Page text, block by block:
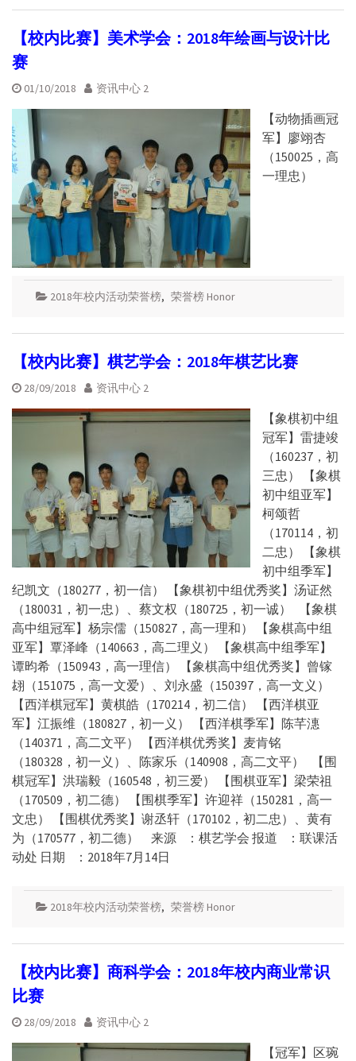
【校内比赛】美术学会：2018年绘画与设计比
赛
01/10/2018 资讯中心 2
【动物插画冠
军】廖翊杏
（150025，高
一理忠）
2018年校内活动荣誉榜, 荣誉榜 Honor
【校内比赛】棋艺学会：2018年棋艺比赛
28/09/2018 资讯中心 2
【象棋初中组
冠军】雷捷竣
（160237，初
三忠） 【象棋
初中组亚军】
柯颂哲
（170114，初
二忠） 【象棋
初中组季军】
纪凯文（180277，初一信） 【象棋初中组优秀奖】汤证然
（180031，初一忠）、蔡文权（180725，初一诚） 【象棋
高中组冠军】杨宗儒（150827，高一理和） 【象棋高中组
亚军】覃泽峰（140663，高二理义） 【象棋高中组季军】
谭昀希（150943，高一理信） 【象棋高中组优秀奖】曾镓
翃（151075，高一文爱）、刘永盛（150397，高一文义）
【西洋棋冠军】黄棋皓（170214，初二信） 【西洋棋亚
军】江振维（180827，初一义） 【西洋棋季军】陈芊潓
（140371，高二文平） 【西洋棋优秀奖】麦肯铭
（180328，初一义）、陈家乐（140908，高二文平） 【围
棋冠军】洪瑞毅（160548，初三爱） 【围棋亚军】梁荣祖
（170509，初二德） 【围棋季军】许迎祥（150281，高一
文忠） 【围棋优秀奖】谢丞轩（170102，初二忠）、黄有
为（170577，初二德） 来源 ：棋艺学会 报道 ：联课活
动处 日期 ：2018年7月14日
2018年校内活动荣誉榜, 荣誉榜 Honor
【校内比赛】商科学会：2018年校内商业常识
比赛
28/09/2018 资讯中心 2
【冠军】区琬